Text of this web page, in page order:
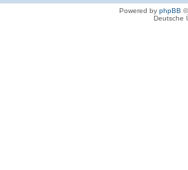
Powered by phpBB
Deutsche